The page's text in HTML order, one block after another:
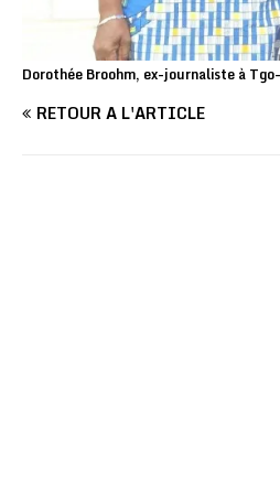
Dorothée Broohm, ex-journaliste à
RETOUR À L'ARTICLE